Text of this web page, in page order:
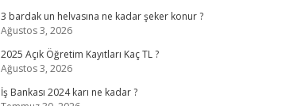
3 bardak un helvasına ne kadar şeker konur ?
Ağustos 3, 2026
2025 Açık Öğretim Kayıtları Kaç TL ?
Ağustos 3, 2026
İş Bankası 2024 karı ne kadar ?